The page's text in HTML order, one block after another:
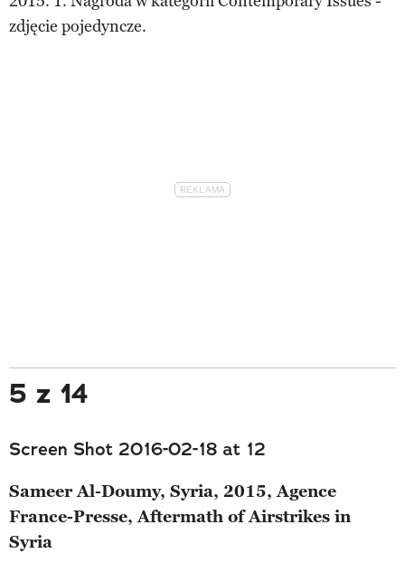
zdjęcie pojedyncze.
5 z 14
Screen Shot 2016-02-18 at 12
Sameer Al-Doumy, Syria, 2015, Agence
France-Presse, Aftermath of Airstrikes in
Syria